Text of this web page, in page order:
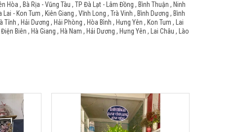
Hòa , Bà Rịa - Vũng Tàu , TP Đà Lạt - Lâm Đồng , Bình Thuận , Ninh
- Kon Tum , Kiên Giang , Vĩnh Long , Trà Vinh , Bình Dương , Bình
, Hải Dương , Hải Phòng , Hòa Bình , Hưng Yên , Kon Tum , Lai
Biên , Hà Giang , Hà Nam , Hải Dương , Hưng Yên , Lai Châu , Lào